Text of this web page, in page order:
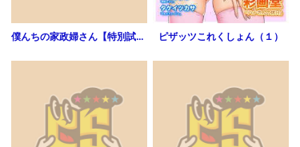
僕んちの家政婦さん【特別試し読み版】 ピザッツこれくしょん（１）